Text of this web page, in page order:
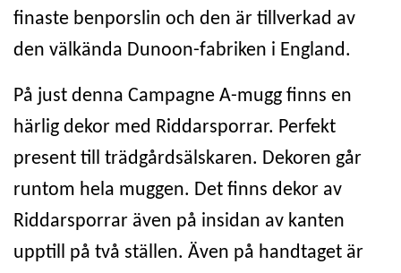
finaste benporslin och den är tillverkad av
den välkända Dunoon-fabriken i England.
På just denna Campagne A-mugg finns en
härlig dekor med Riddarsporrar. Perfekt
present till trädgårdsälskaren. Dekoren går
runtom hela muggen. Det finns dekor av
Riddarsporrar även på insidan av kanten
upptill på två ställen. Även på handtaget är